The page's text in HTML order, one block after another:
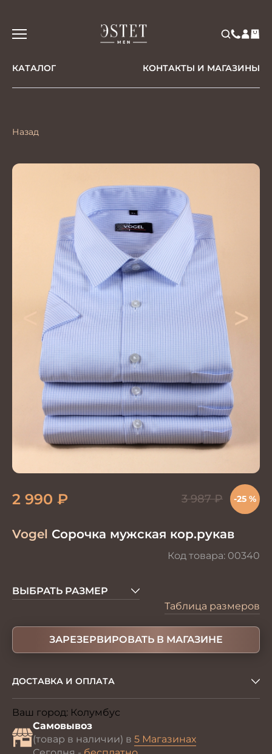
КАТАЛОГ КОНТАКТЫ И МАГАЗИНЫ
Назад
>
Vogel Сорочка мужская кор.рукав
Код товара: 00340
2 990 ₽ 3 987₽ -25 %
ВЫБРАТЬ РАЗМЕР
Таблица размеров
ЗАРЕЗЕРВИРОВАТЬ В МАГАЗИНЕ
ДОСТАВКА И ОПЛАТА
Ваш город: Колумбус
Самовывоз
(товар в наличии) в 5 Магазинах